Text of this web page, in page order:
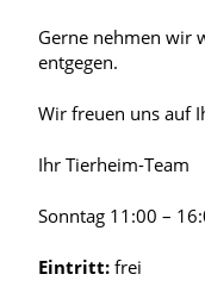
Gerne nehmen wir
entgegen.
Wir freuen uns auf
Ihr Tierheim-Team
Sonntag 11:00 –
Eintritt: frei